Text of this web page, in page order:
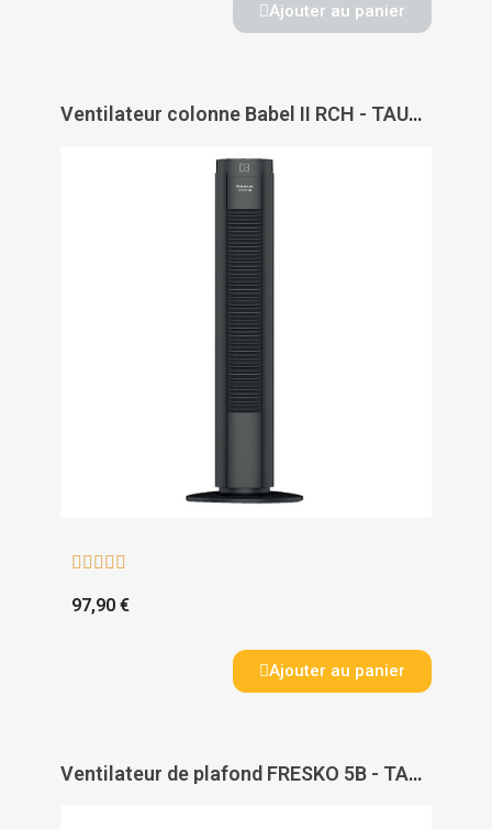
Ajouter au panier
Ventilateur colonne Babel II RCH - TAURUS ALPATEC
    
97,90 €
Ajouter au panier
Ventilateur de plafond FRESKO 5B - TAURUS ALPATEC